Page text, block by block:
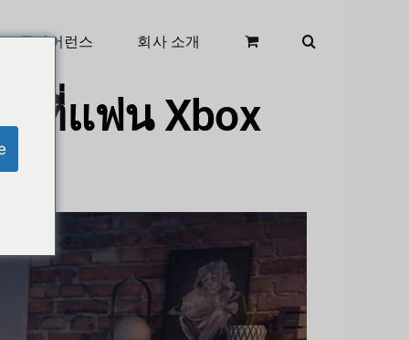
클리어런스 회사 소개
ที่แฟน Xbox